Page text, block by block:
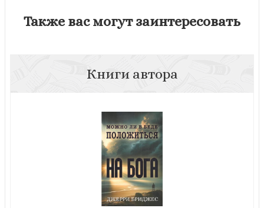
Также вас могут заинтересовать
Книги автора